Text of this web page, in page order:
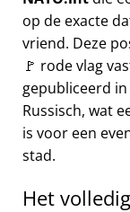
op de exacte
vriend. Deze
🚩 rode vlag
gepubliceerd in
Russisch, wat
is voor een
stad.
Het